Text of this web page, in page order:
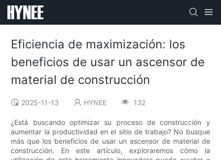
Eficiencia de maximización: los
beneficios de usar un ascensor de
material de construcción
2025-11-13 HYNEE 132
¿Está buscando optimizar su proceso de construcción y
aumentar la productividad en el sitio de trabajo? No busque
más que los beneficios de usar un ascensor de material de
construcción. En este artículo, exploraremos cómo la